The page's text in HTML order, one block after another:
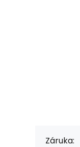
Záruka: